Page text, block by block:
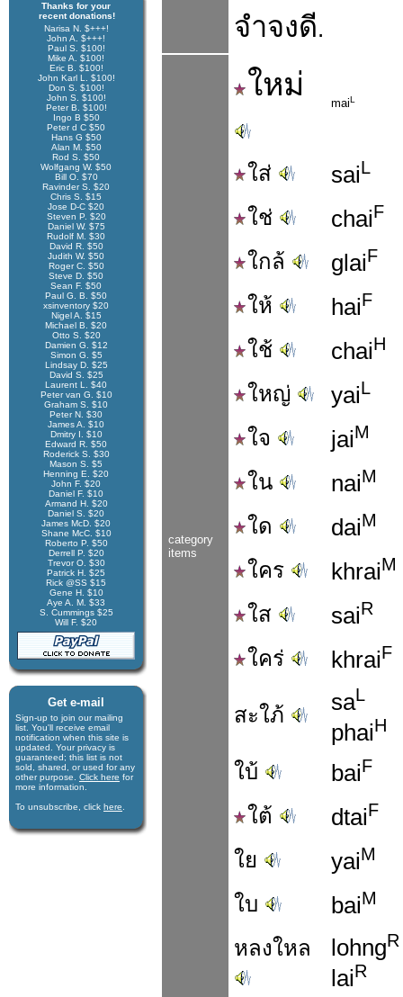
Thanks for your
recent donations!
Narisa N. $+++!
John A. $+++!
Paul S. $100!
Mike A. $100!
Eric B. $100!
John Karl L. $100!
Don S. $100!
John S. $100!
Peter B. $100!
Ingo B $50
Peter d C $50
Hans G $50
Alan M. $50
Rod S. $50
Wolfgang W. $50
Bill O. $70
Ravinder S. $20
Chris S. $15
Jose D-C $20
Steven P. $20
Daniel W. $75
Rudolf M. $30
David R. $50
Judith W. $50
Roger C. $50
Steve D. $50
Sean F. $50
Paul G. B. $50
xsinventory $20
Nigel A. $15
Michael B. $20
Otto S. $20
Damien G. $12
Simon G. $5
Lindsay D. $25
David S. $25
Laurent L. $40
Peter van G. $10
Graham S. $10
Peter N. $30
James A. $10
Dmitry I. $10
Edward R. $50
Roderick S. $30
Mason S. $5
Henning E. $20
John F. $20
Daniel F. $10
Armand H. $20
Daniel S. $20
James McD. $20
Shane McC. $10
Roberto P. $50
Derrell P. $20
Trevor O. $30
Patrick H. $25
Rick @SS $15
Gene H. $10
Aye A. M. $33
S. Cummings $25
Will F. $20
Get e-mail
Sign-up to join our mail­ing
list. You'll receive e­mail
notification when this site is
updated. Your privacy is
guaran­teed; this list is not
sold, shared, or used for any
other purpose. Click here for
more infor­mation.
To unsubscribe, click here
จำจงดี.
category
items
ใหม่
maiL
ใส่ saiL
ใช่ chaiF
ใกล้ glaiF
ให้ haiF
ใช้ chaiH
ใหญ่ yaiL
ใจ jaiM
ใน naiM
ใด daiM
ใคร khraiM
ใส saiR
ใคร่ khraiF
สะใภ้
saL
phaiH
ใบ้ baiF
ใต้ dtaiF
ใย yaiM
ใบ baiM
หลงใหล lohngR
laiR